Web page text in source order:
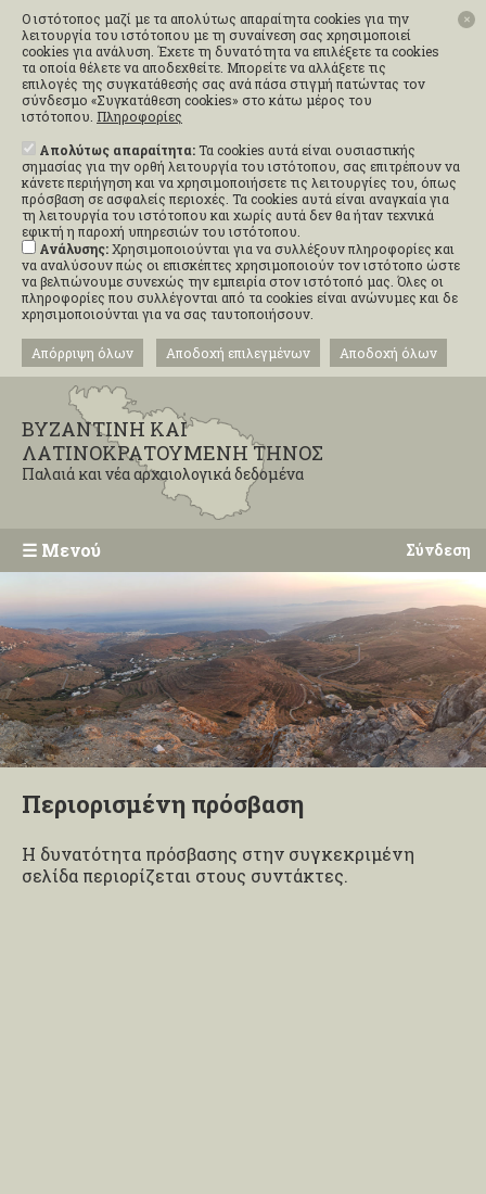
Ο ιστότοπος μαζί με τα απολύτως απαραίτητα cookies για την
λειτουργία του ιστότοπου με τη συναίνεση σας χρησιμοποιεί
cookies για ανάλυση. Έχετε τη δυνατότητα να επιλέξετε τα cookies
τα οποία θέλετε να αποδεχθείτε. Μπορείτε να αλλάξετε τις
επιλογές της συγκατάθεσής σας ανά πάσα στιγμή πατώντας τον
σύνδεσμο «Συγκατάθεση cookies» στο κάτω μέρος του
ιστότοπου. Πληροφορίες
Απολύτως απαραίτητα:Τα cookies αυτά είναι ουσιαστικής
σημασίας για την ορθή λειτουργία του ιστότοπου, σας επιτρέπουν να
κάνετε περιήγηση και να χρησιμοποιήσετε τις λειτουργίες του, όπως
πρόσβαση σε ασφαλείς περιοχές. Τα cookies αυτά είναι αναγκαία για
τη λειτουργία του ιστότοπου και χωρίς αυτά δεν θα ήταν τεχνικά
εφικτή η παροχή υπηρεσιών του ιστότοπου.
Ανάλυσης:Χρησιμοποιούνται για να συλλέξουν πληροφορίες και
να αναλύσουν πώς οι επισκέπτες χρησιμοποιούν τον ιστότοπο ώστε
να βελτιώνουμε συνεχώς την εμπειρία στον ιστότοπό μας. Όλες οι
πληροφορίες που συλλέγονται από τα cookies είναι ανώνυμες και δε
χρησιμοποιούνται για να σας ταυτοποιήσουν.
Απόρριψη όλων Αποδοχή επιλεγμένων Αποδοχή όλων
✕
ΒΥΖΑΝΤΙΝΗ ΚΑΙ
ΛΑΤΙΝΟΚΡΑΤΟΥΜΕΝΗ ΤΗΝΟΣ
Παλαιά και νέα αρχαιολογικά δεδομένα
☰ Μενού Σύνδεση
Περιορισμένη πρόσβαση
Η δυνατότητα πρόσβασης στην συγκεκριμένη
σελίδα περιορίζεται στους συντάκτες.